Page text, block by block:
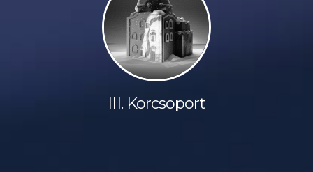
III. Korcsoport